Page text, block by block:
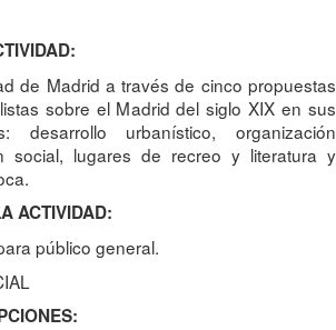
de Madrid a través de cinco propuestas
sobre el Madrid del siglo XIX en sus
desarrollo urbanístico, organización
social, lugares de recreo y literatura y
ACTIVIDAD:
público general.